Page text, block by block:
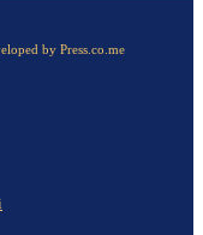
by Press.co.me